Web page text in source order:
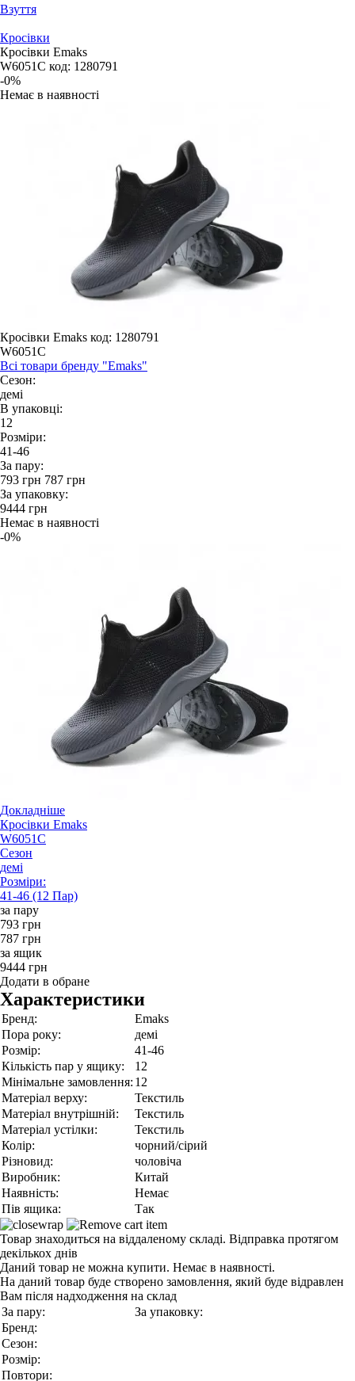
Взуття
Кросівки
Кросівки Emaks
W6051C код: 1280791
-0%
Немає в наявності
Кросівки Emaks код: 1280791
W6051C
Всі товари бренду "Emaks"
Сезон:
демі
В упаковці:
12
Розміри:
41-46
За пару:
793 грн 787 грн
За упаковку:
9444 грн
Немає в наявності
-0%
Докладніше
Кросівки Emaks
W6051C
Сезон
демі
Розміри:
41-46 (12 Пар)
за пару
793 грн
787 грн
за ящик
9444 грн
Додати в обране
Характеристики
Бренд:
Emaks
Пора року:
демі
Розмір:
41-46
Кількість пар у ящику:
12
Мінімальне замовлення: 12
Матеріал верху:
Текстиль
Матеріал внутрішній:
Текстиль
Матеріал устілки:
Текстиль
Колір:
чорний/сірий
Різновид:
чоловіча
Виробник:
Китай
Наявність:
Немає
Пів ящика:
Так
Товар знаходиться на віддаленому складі. Відправка протягом
декількох днів
Даний товар не можна купити. Немає в наявності.
На даний товар буде створено замовлення, який буде відравлен
Вам після надходження на склад
За пару:
За упаковку:
Бренд:
Сезон:
Розмір:
Повтори: